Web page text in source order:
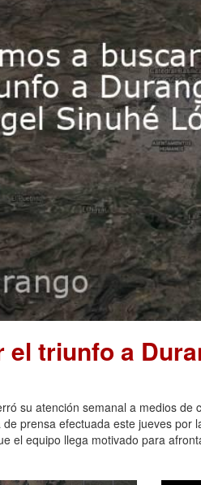
el triunfo a
su atención semanal a medios
prensa efectuada este jueves por
el equipo llega motivado para